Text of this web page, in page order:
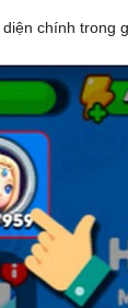
chính trong